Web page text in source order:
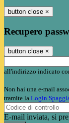
button close ×
Recupero
button close ×
all'indirizzo indicato
Non hai una e-mail
tramite la Login
E-mail inviata, si